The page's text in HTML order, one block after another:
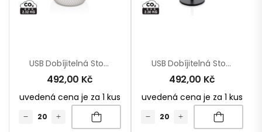
USB Dobíjitelná Stolní Lampa Aurora Z RCS Recykl. Plastu
492,00 Kč
uvedená cena je za 1 kus
USB Dobíjitelná Stolní Lampa Zenic Z RCS Recykl. Plastu
492,00 Kč
uvedená cena je za 1 kus